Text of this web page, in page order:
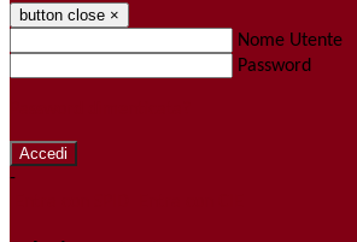
button close ×
Nome Utente
Password
-